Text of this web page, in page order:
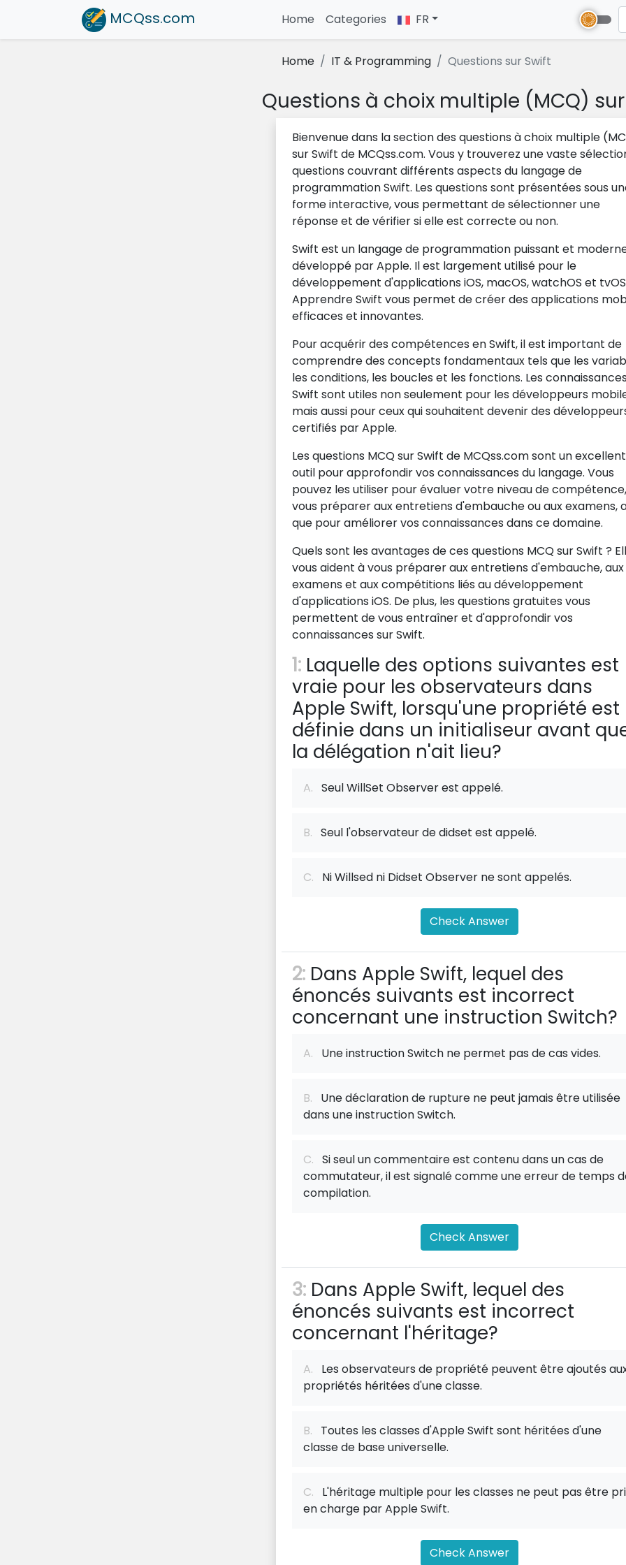
MCQss.com Home (current)
Categories FR
Home IT & Programming Questions sur Swift
Questions à choix multiple (MCQ)
Bienvenue dans la section des questions à choix multiple
sur Swift de MCQss.com. Vous y trouverez une vaste
questions couvrant différents aspects du langage de
programmation Swift. Les questions sont présentées sous
forme interactive, vous permettant de sélectionner une
réponse et de vérifier si elle est correcte ou non.
Swift est un langage de programmation puissant et
développé par Apple. Il est largement utilisé pour le
développement d'applications iOS, macOS, watchOS et
Apprendre Swift vous permet de créer des applications
efficaces et innovantes.
Pour acquérir des compétences en Swift, il est important de
comprendre des concepts fondamentaux tels que les
les conditions, les boucles et les fonctions. Les
Swift sont utiles non seulement pour les développeurs
mais aussi pour ceux qui souhaitent devenir des
certifiés par Apple.
Les questions MCQ sur Swift de MCQss.com sont un excellent
outil pour approfondir vos connaissances du langage. Vous
pouvez les utiliser pour évaluer votre niveau de compétence,
vous préparer aux entretiens d'embauche ou aux examens,
que pour améliorer vos connaissances dans ce domaine.
Quels sont les avantages de ces questions MCQ sur Swift ?
vous aident à vous préparer aux entretiens d'embauche, aux
examens et aux compétitions liés au développement
d'applications iOS. De plus, les questions gratuites vous
permettent de vous entraîner et d'approfondir vos
connaissances sur Swift.
1: Laquelle des options suivantes est
vraie pour les observateurs dans
Apple Swift, lorsqu'une propriété est
définie dans un initialiseur avant
la délégation n'ait lieu?
A. Seul WillSet Observer est appelé.
B. Seul l'observateur de didset est appelé.
C. Ni Willsed ni Didset Observer ne sont appelés.
Check Answer
2: Dans Apple Swift, lequel des
énoncés suivants est incorrect
concernant une instruction Switch?
A. Une instruction Switch ne permet pas de cas vides.
B. Une déclaration de rupture ne peut jamais être utilisée
dans une instruction Switch.
C. Si seul un commentaire est contenu dans un cas de
commutateur, il est signalé comme une erreur de temps
compilation.
Check Answer
3: Dans Apple Swift, lequel des
énoncés suivants est incorrect
concernant l'héritage?
A. Les observateurs de propriété peuvent être ajoutés
propriétés héritées d'une classe.
B. Toutes les classes d'Apple Swift sont héritées d'une
classe de base universelle.
C. L'héritage multiple pour les classes ne peut pas être
en charge par Apple Swift.
Check Answer